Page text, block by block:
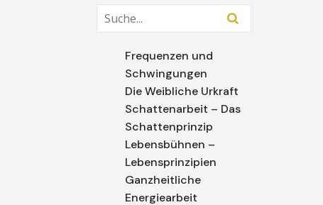
Frequenzen und
Schwingungen
Die Weibliche Urkraft
Schattenarbeit – Das
Schattenprinzip
Lebensbühnen –
Lebensprinzipien
Ganzheitliche
Energiearbeit